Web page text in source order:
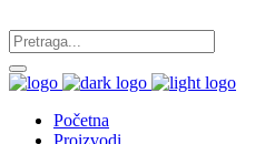
Početna
Proizvodi